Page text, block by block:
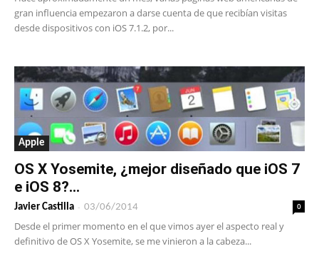
gran influencia empezaron a darse cuenta de que recibían visitas
desde dispositivos con iOS 7.1.2, por...
Apple
OS X Yosemite, ¿mejor diseñado que iOS 7
e iOS 8?...
Javier Castilla - 03/06/2014 0
Desde el primer momento en el que vimos ayer el aspecto real y
definitivo de OS X Yosemite, se me vinieron a la cabeza...